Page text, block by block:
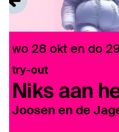
Niks aan
Joosen en de
try-out
wo 28 okt en do